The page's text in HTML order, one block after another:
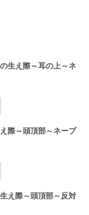
生え際～耳の上～ネ
際～頭頂部～ネープ
え際～頭頂部～反対